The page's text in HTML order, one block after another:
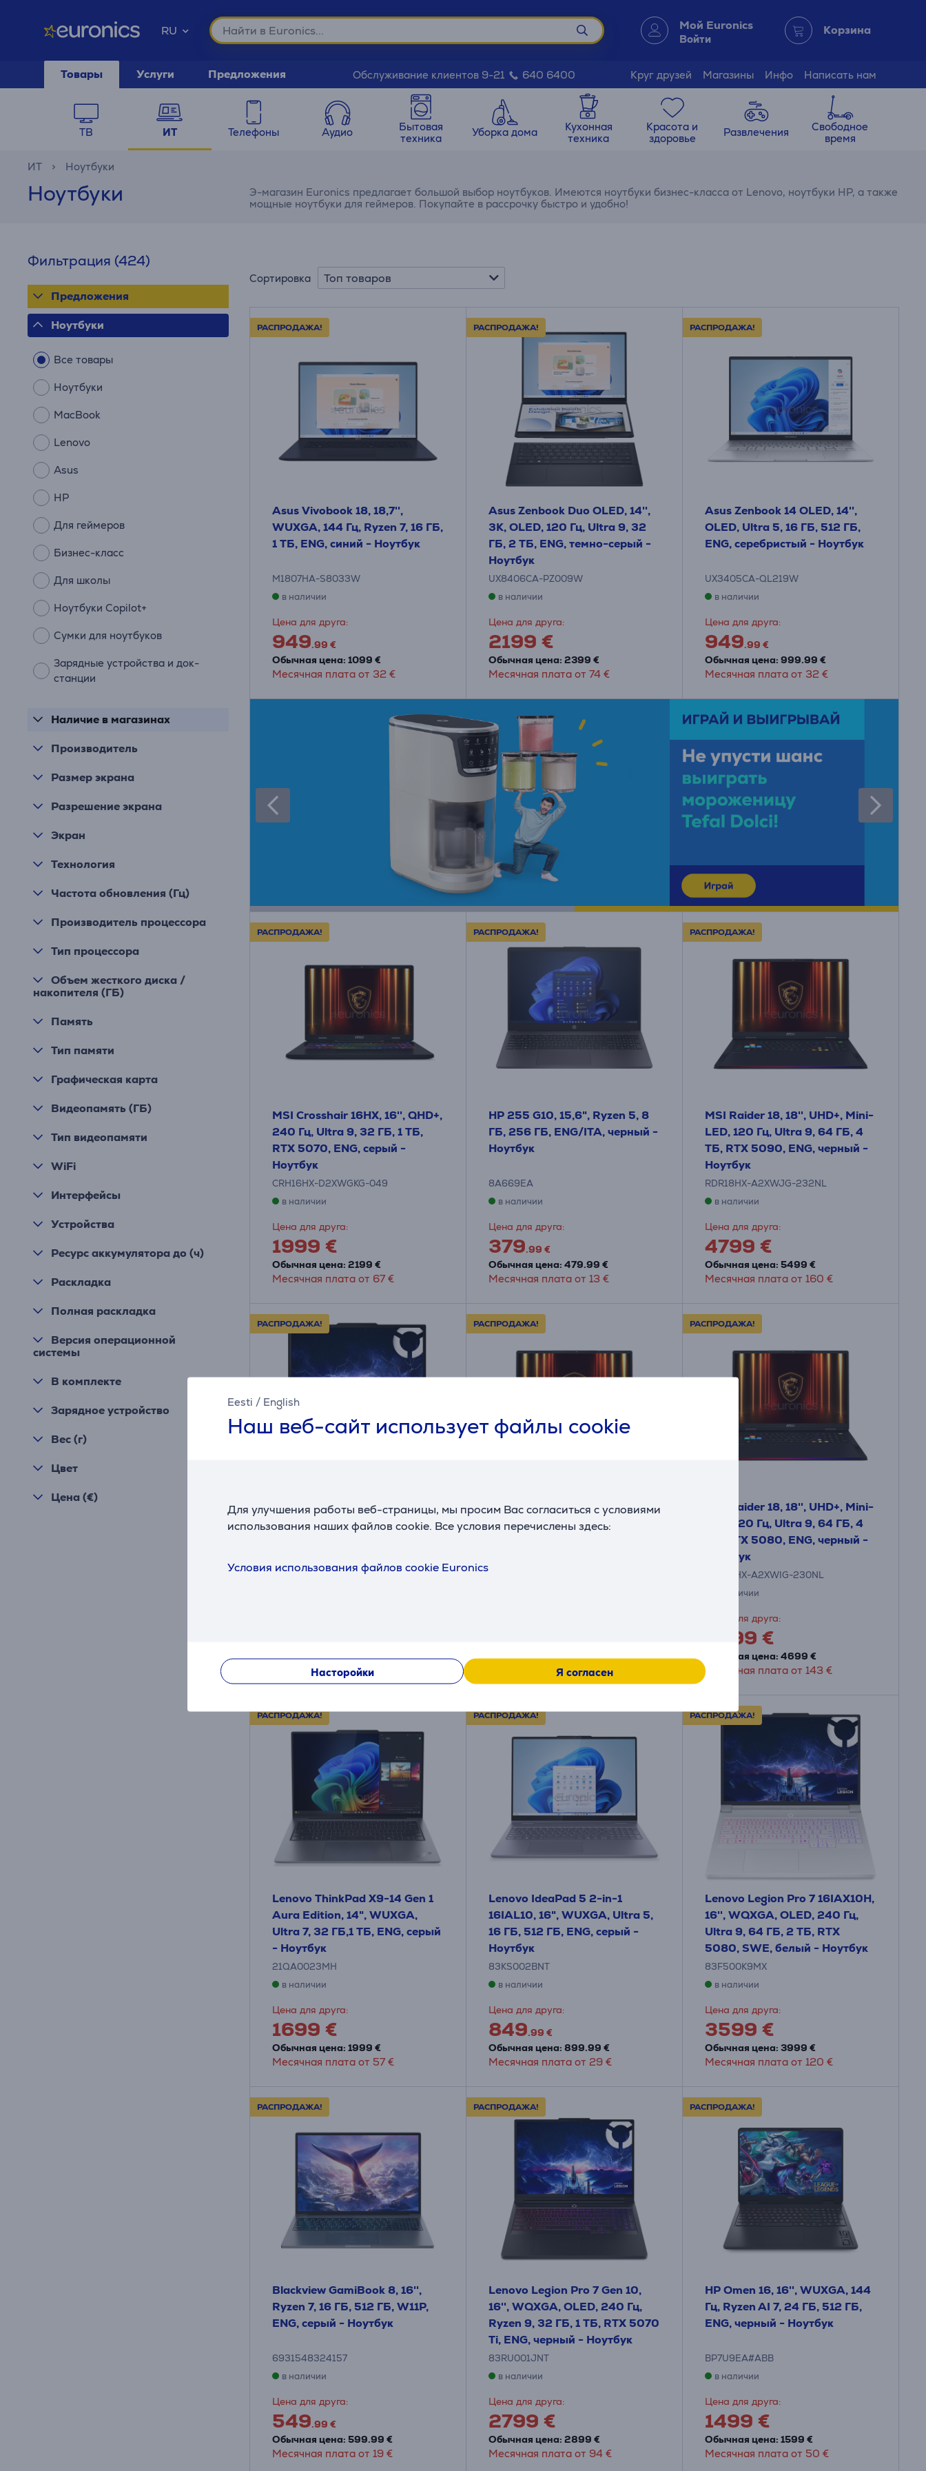
Eesti / English
Наш веб-сайт использует файлы cookie
Для улучшения работы веб-страницы, мы просим Вас согласиться с условиями
использования наших файлов cookie. Все условия перечислены здесь:
Условия использования файлов cookie Euronics
Насторойки Я согласен
RU Мой Euronics
Войти
Корзина
Товары Услуги Предложения Обслуживание клиентов 9-21 640 6400 Круг друзей Магазины Инфо Написать нам
ТВ ИТ Телефоны Аудио
Бытовая
техника
Уборка дома
Кухонная
техника
Красота и
здоровье
Развлечения
Свободное
время
ИТ Ноутбуки
Ноутбуки
Э-магазин Euronics предлагает большой выбор ноутбуков. Имеются ноутбуки бизнес-класса от Lenovo, ноутбуки HP, а также
мощные ноутбуки для геймеров. Покупайте в рассрочку быстро и удобно!
Фильтрация (424)
Предложения
Ноутбуки
Все товары
Ноутбуки
MacBook
Lenovo
Asus
HP
Для геймеров
Бизнес-класс
Для школы
Ноутбуки Copilot+
Сумки для ноутбуков
Зарядные устройства и док-
станции
Наличие в магазинах
Производитель
Размер экрана
Разрешение экрана
Экран
Технология
Частота обновления (Гц)
Производитель процессора
Тип процессора
накопителя (ГБ)
Память
Тип памяти
Графическая карта
Видеопамять (ГБ)
Тип видеопамяти
WiFi
Интерфейсы
Устройства
Ресурс аккумулятора до (ч)
Раскладка
Полная раскладка
системы
В комплекте
Зарядное устройство
Вес (г)
Цвет
Цена (€)
Сортировка Топ товаров
РАСПРОДАЖА!
Asus Vivobook 18, 18,7'',
WUXGA, 144 Гц, Ryzen 7, 16 ГБ,
1 ТБ, ENG, синий - Ноутбук
M1807HA-S8033W
в наличии
Цена для друга:
949.99 €
Обычная цена: 1099 €
Месячная плата от 32 €
РАСПРОДАЖА!
Asus Zenbook Duo OLED, 14'',
3K, OLED, 120 Гц, Ultra 9, 32
ГБ, 2 ТБ, ENG, темно-серый -
Ноутбук
UX8406CA-PZ009W
в наличии
Цена для друга:
2199 €
Обычная цена: 2399 €
Месячная плата от 74 €
РАСПРОДАЖА!
Asus Zenbook 14 OLED, 14'',
OLED, Ultra 5, 16 ГБ, 512 ГБ,
ENG, серебристый - Ноутбук
UX3405CA-QL219W
в наличии
Цена для друга:
949.99 €
Обычная цена: 999.99 €
Месячная плата от 32 €
РАСПРОДАЖА!
MSI Crosshair 16HX, 16'', QHD+,
240 Гц, Ultra 9, 32 ГБ, 1 ТБ,
RTX 5070, ENG, серый -
Ноутбук
CRH16HX-D2XWGKG-049
в наличии
Цена для друга:
1999 €
Обычная цена: 2199 €
Месячная плата от 67 €
РАСПРОДАЖА!
HP 255 G10, 15,6", Ryzen 5, 8
ГБ, 256 ГБ, ENG/ITA, черный -
Ноутбук
8A669EA
в наличии
Цена для друга:
379.99 €
Обычная цена: 479.99 €
Месячная плата от 13 €
РАСПРОДАЖА!
MSI Raider 18, 18'', UHD+, Mini-
LED, 120 Гц, Ultra 9, 64 ГБ, 4
ТБ, RTX 5090, ENG, черный -
Ноутбук
RDR18HX-A2XWJG-232NL
в наличии
Цена для друга:
4799 €
Обычная цена: 5499 €
Месячная плата от 160 €
РАСПРОДАЖА!
Lenovo Legion 5i Gen 10, 15,1'',
WQXGA, OLED, 165 Гц, i7, 32
83LY00K0NT
Обычная цена: 1899 €
Месячная плата от 60 €
РАСПРОДАЖА!
MSI Raider A18, 18'', UHD+,
Mini-LED, 120 Гц, Ryzen 9, 64
Обычная цена: 4999 €
Месячная плата от 150 €
РАСПРОДАЖА!
MSI Raider 18, 18'', UHD+, Mini-
LED, 120 Гц, Ultra 9, 64 ГБ, 4
ТБ, RTX 5080, ENG, черный -
Ноутбук
RDR18HX-A2XWIG-230NL
в наличии
Цена для друга:
4299 €
Обычная цена: 4699 €
Месячная плата от 143 €
РАСПРОДАЖА!
Lenovo ThinkPad X9-14 Gen 1
Aura Edition, 14", WUXGA,
Ultra 7, 32 ГБ,1 ТБ, ENG, серый
- Ноутбук
21QA0023MH
в наличии
Цена для друга:
1699 €
Обычная цена: 1999 €
Месячная плата от 57 €
РАСПРОДАЖА!
Lenovo IdeaPad 5 2-in-1
16IAL10, 16", WUXGA, Ultra 5,
16 ГБ, 512 ГБ, ENG, серый -
Ноутбук
83KS002BNT
в наличии
Цена для друга:
849.99 €
Обычная цена: 899.99 €
Месячная плата от 29 €
РАСПРОДАЖА!
Lenovo Legion Pro 7 16IAX10H,
16'', WQXGA, OLED, 240 Гц,
Ultra 9, 64 ГБ, 2 ТБ, RTX
5080, SWE, белый - Ноутбук
83F500K9MX
в наличии
Цена для друга:
3599 €
Обычная цена: 3999 €
Месячная плата от 120 €
РАСПРОДАЖА!
Blackview GamiBook 8, 16'',
Ryzen 7, 16 ГБ, 512 ГБ, W11P,
ENG, серый - Ноутбук
6931548324157
в наличии
Цена для друга:
549.99 €
Обычная цена: 599.99 €
Месячная плата от 19 €
РАСПРОДАЖА!
Lenovo Legion Pro 7 Gen 10,
16'', WQXGA, OLED, 240 Гц,
Ryzen 9, 32 ГБ, 1 ТБ, RTX 5070
Ti, ENG, черный - Ноутбук
83RU001JNT
в наличии
Цена для друга:
2799 €
Обычная цена: 2899 €
Месячная плата от 94 €
РАСПРОДАЖА!
HP Omen 16, 16'', WUXGA, 144
Гц, Ryzen AI 7, 24 ГБ, 512 ГБ,
ENG, черный - Ноутбук
BP7U9EA#ABB
в наличии
Цена для друга:
1499 €
Обычная цена: 1599 €
Месячная плата от 50 €